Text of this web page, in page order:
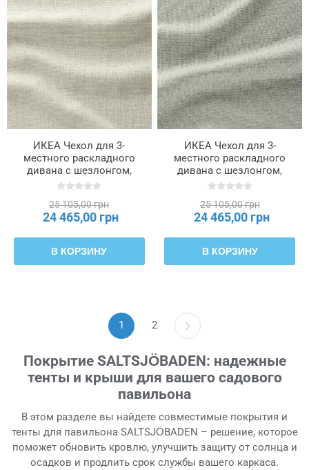
ИКЕА Чехол для 3-
местного раскладного
дивана с шезлонгом,
Бежевый Gunnared
906.171.21
25 105,00 грн
24 465,00 грн
В КОРЗИНУ
ИКЕА Чехол для 3-
местного раскладного
дивана с шезлонгом,
Gunnared светло-зеленый
306.183.50
25 105,00 грн
24 465,00 грн
В КОРЗИНУ
1 2
Покрытие SALTSJÖBADEN: надежные
тенты и крыши для вашего садового
павильона
В этом разделе вы найдете совместимые покрытия и
тенты для павильона SALTSJÖBADEN – решение, которое
поможет обновить кровлю, улучшить защиту от солнца и
осадков и продлить срок службы вашего каркаса.